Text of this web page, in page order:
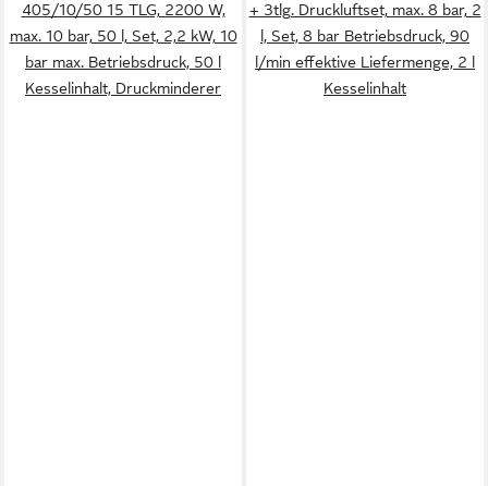
405/10/50 15 TLG, 2200 W,
max. 10 bar, 50 l, Set, 2,2 kW, 10
bar max. Betriebsdruck, 50 l
Kesselinhalt, Druckminderer
+ 3tlg. Druckluftset, max. 8 bar, 2
l, Set, 8 bar Betriebsdruck, 90
l/min effektive Liefermenge, 2 l
Kesselinhalt